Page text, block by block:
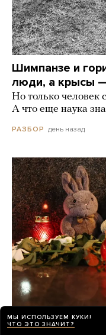
Шимпанзе и
люди, а крысы —
Но только человек
А что еще наука
РАЗБОР день назад
О погибших при
МЫ ИСПОЛЬЗУЕМ КУКИ!
ЧТО ЭТО ЗНАЧИТ?